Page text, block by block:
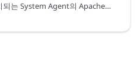
웹 서버의 정보는 별도로 설치되는 System Agent의 Apache/Nginx/HAProxy Plugin을 통하여 수집된다. 웹 서버의 트래픽, 초당 요청 건수, 워커의 Idle, Busy 상태 건수, 개별 Connection의 상태 정보를 수집하여 그래프로 출력한다.